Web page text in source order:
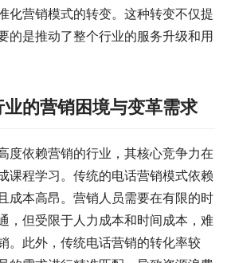
化营销模式的转变。这种转变不仅提
的是推动了整个行业的服务升级和用
的营销困境与变革需求
度依赖营销的行业，其核心竞争力在
课程学习。传统的电话营销模式依赖
成本高昂。营销人员需要在有限的时
，但受限于人力成本和时间成本，难
。此外，传统电话营销的转化率较